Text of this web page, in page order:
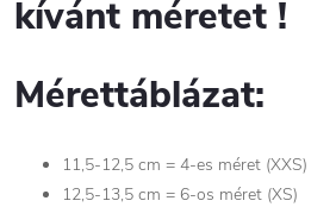
kívánt méretet !
Mérettáblázat:
11,5-12,5 cm = 4-es méret (XXS)
12,5-13,5 cm = 6-os méret (XS)